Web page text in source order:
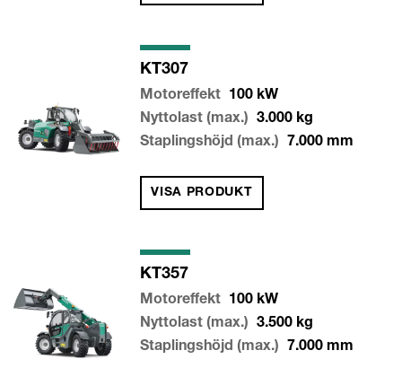
KT307
Motoreffekt 100 kW
Nyttolast (max.)
3.000 kg
Staplingshöjd (max.)
7.000 mm
VISA PRODUKT
KT357
Motoreffekt 100 kW
Nyttolast (max.)
3.500 kg
Staplingshöjd (max.)
7.000 mm